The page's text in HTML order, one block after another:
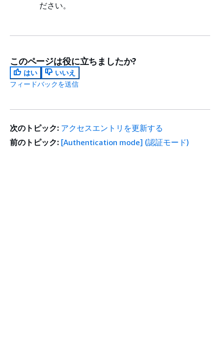
ださい。
このページは役に立ちましたか?
はい
いいえ
フィードバックを送信
次のトピック: アクセスエントリを更新する
前のトピック: [Authentication mode] (認証モード)